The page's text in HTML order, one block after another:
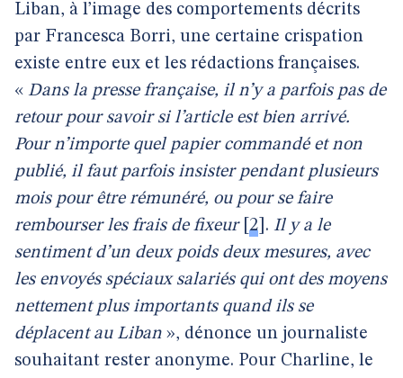
Liban, à l’image des comportements décrits
par Francesca Borri, une certaine crispation
existe entre eux et les rédactions françaises.
« Dans la presse française, il n’y a parfois pas de
retour pour savoir si l’article est bien arrivé.
Pour n’importe quel papier commandé et non
publié, il faut parfois insister pendant plusieurs
mois pour être rémunéré, ou pour se faire
rembourser les frais de fixeur[ 2 . Il y a le
sentiment d’un deux poids deux mesures, avec
les envoyés spéciaux salariés qui ont des moyens
nettement plus importants quand ils se
déplacent au Liban », dénonce un journaliste
souhaitant rester anonyme. Pour Charline, le